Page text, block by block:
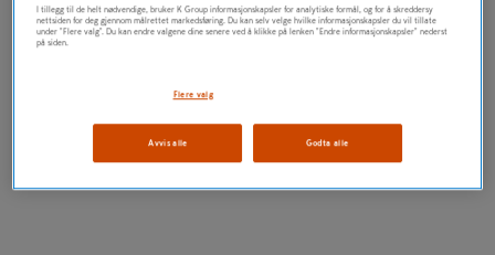
I tillegg til de helt nødvendige, bruker K Group informasjonskapsler for analytiske formål, og for å skreddersy
nettsiden for deg gjennom målrettet markedsføring. Du kan selv velge hvilke informasjonskapsler du vil tillate
under "Flere valg". Du kan endre valgene dine senere ved å klikke på lenken "Endre informasjonskapsler" nederst
på siden.
Flere valg
Avvis alle Godta alle